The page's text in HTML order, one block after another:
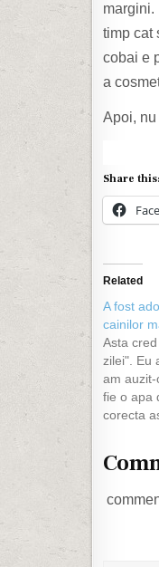
margini.
timp cat
cobai e
a
Apoi,
Share this:
Related
A fost
cainilor
Asta
zilei". Eu
am
fie o apa
corecta